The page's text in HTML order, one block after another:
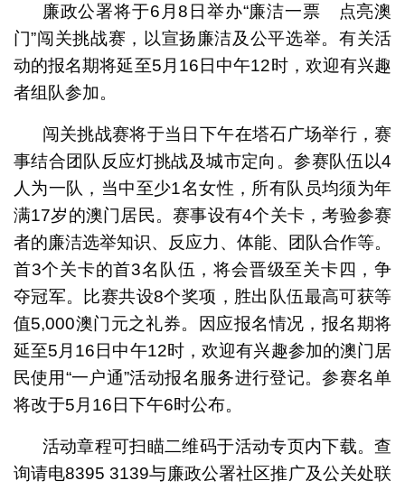
廉政公署将于6月8日举办“廉洁一票 点亮澳
门”闯关挑战赛，以宣扬廉洁及公平选举。有关活
动的报名期将延至5月16日中午12时，欢迎有兴趣
者组队参加。
闯关挑战赛将于当日下午在塔石广场举行，赛
事结合团队反应灯挑战及城市定向。参赛队伍以4
人为一队，当中至少1名女性，所有队员均须为年
满17岁的澳门居民。赛事设有4个关卡，考验参赛
者的廉洁选举知识、反应力、体能、团队合作等。
首3个关卡的首3名队伍，将会晋级至关卡四，争
夺冠军。比赛共设8个奖项，胜出队伍最高可获等
值5,000澳门元之礼券。因应报名情况，报名期将
延至5月16日中午12时，欢迎有兴趣参加的澳门居
民使用“一户通”活动报名服务进行登记。参赛名单
将改于5月16日下午6时公布。
活动章程可扫瞄二维码于活动专页内下载。查
询请电8395 3139与廉政公署社区推广及公关处联